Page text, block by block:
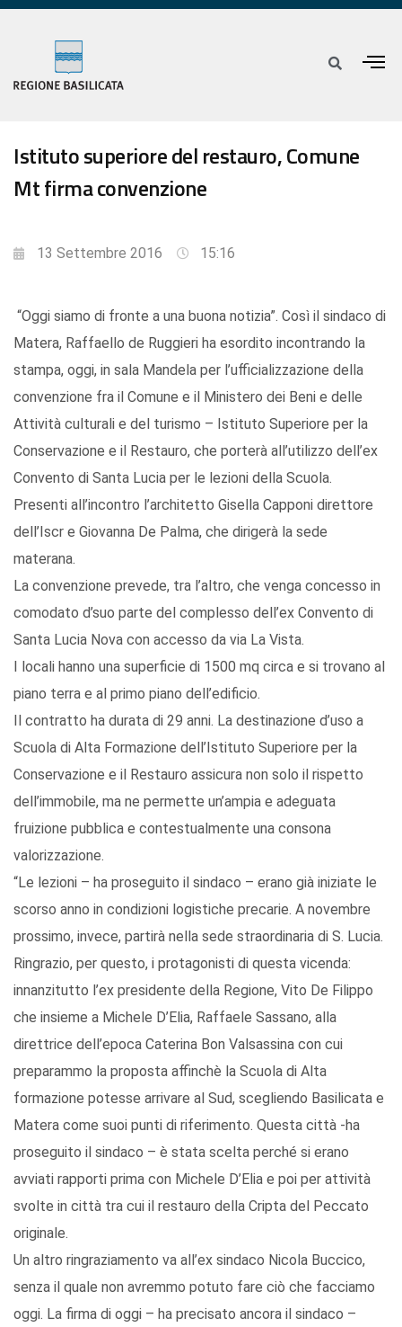
Istituto superiore del restauro, Comune
Mt firma convenzione
13 Settembre 2016 15:16
“Oggi siamo di fronte a una buona notizia”. Così il sindaco di
Matera, Raffaello de Ruggieri ha esordito incontrando la
stampa, oggi, in sala Mandela per l’ufficializzazione della
convenzione fra il Comune e il Ministero dei Beni e delle
Attività culturali e del turismo – Istituto Superiore per la
Conservazione e il Restauro, che porterà all’utilizzo dell’ex
Convento di Santa Lucia per le lezioni della Scuola.
Presenti all’incontro l’architetto Gisella Capponi direttore
dell’Iscr e Giovanna De Palma, che dirigerà la sede
materana.
La convenzione prevede, tra l’altro, che venga concesso in
comodato d’suo parte del complesso dell’ex Convento di
Santa Lucia Nova con accesso da via La Vista.
I locali hanno una superficie di 1500 mq circa e si trovano al
piano terra e al primo piano dell’edificio.
Il contratto ha durata di 29 anni. La destinazione d’uso a
Scuola di Alta Formazione dell’Istituto Superiore per la
Conservazione e il Restauro assicura non solo il rispetto
dell’immobile, ma ne permette un’ampia e adeguata
fruizione pubblica e contestualmente una consona
valorizzazione.
“Le lezioni – ha proseguito il sindaco – erano già iniziate le
scorso anno in condizioni logistiche precarie. A novembre
prossimo, invece, partirà nella sede straordinaria di S. Lucia.
Ringrazio, per questo, i protagonisti di questa vicenda:
innanzitutto l’ex presidente della Regione, Vito De Filippo
che insieme a Michele D’Elia, Raffaele Sassano, alla
direttrice dell’epoca Caterina Bon Valsassina con cui
preparammo la proposta affinchè la Scuola di Alta
formazione potesse arrivare al Sud, scegliendo Basilicata e
Matera come suoi punti di riferimento. Questa città -ha
proseguito il sindaco – è stata scelta perché si erano
avviati rapporti prima con Michele D’Elia e poi per attività
svolte in città tra cui il restauro della Cripta del Peccato
originale.
Un altro ringraziamento va all’ex sindaco Nicola Buccico,
senza il quale non avremmo potuto fare ciò che facciamo
oggi. La firma di oggi – ha precisato ancora il sindaco –